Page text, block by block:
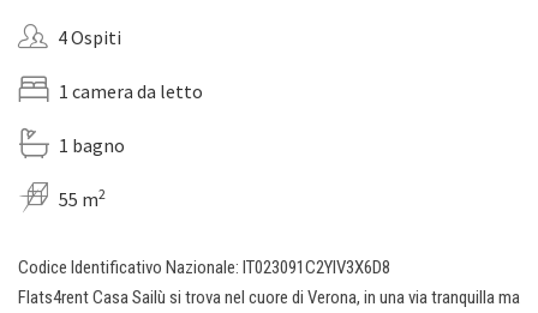
4 Ospiti
1 camera da letto
1 bagno
55 m2
Codice Identificativo Nazionale: IT023091C2YIV3X6D8
Flats4rent Casa Sailù si trova nel cuore di Verona, in una via tranquilla ma